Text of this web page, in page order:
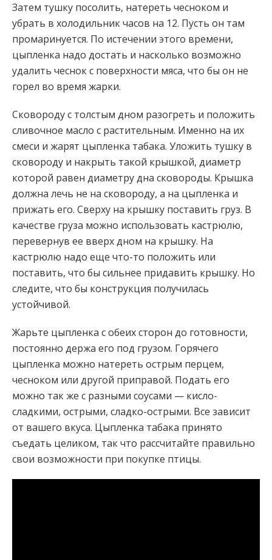
Затем тушку посолить, натереть чесноком и
убрать в холодильник часов на 12. Пусть он там
промаринуется. По истечении этого времени,
цыпленка надо достать и насколько возможно
удалить чеснок с поверхности мяса, что бы он не
горел во время жарки.
Сковороду с толстым дном разогреть и положить
сливочное масло с растительным. Именно на их
смеси и жарят цыпленка табака. Уложить тушку в
сковороду и накрыть такой крышкой, диаметр
которой равен диаметру дна сковороды. Крышка
должна лечь не на сковороду, а на цыпленка и
прижать его. Сверху на крышку поставить груз. В
качестве груза можно использовать кастрюлю,
перевернув ее вверх дном на крышку. На
кастрюлю надо еще что-то положить или
поставить, что бы сильнее придавить крышку. Но
следите, что бы конструкция получилась
устойчивой.
Жарьте цыпленка с обеих сторон до готовности,
постоянно держа его под грузом. Горячего
цыпленка можно натереть острым перцем,
чесноком или другой приправой. Подать его
можно так же с разными соусами — кисло-
сладкими, острыми, сладко-острыми. Все зависит
от вашего вкуса. Цыпленка табака принято
съедать целиком, так что рассчитайте правильно
свои возможности при покупке птицы.